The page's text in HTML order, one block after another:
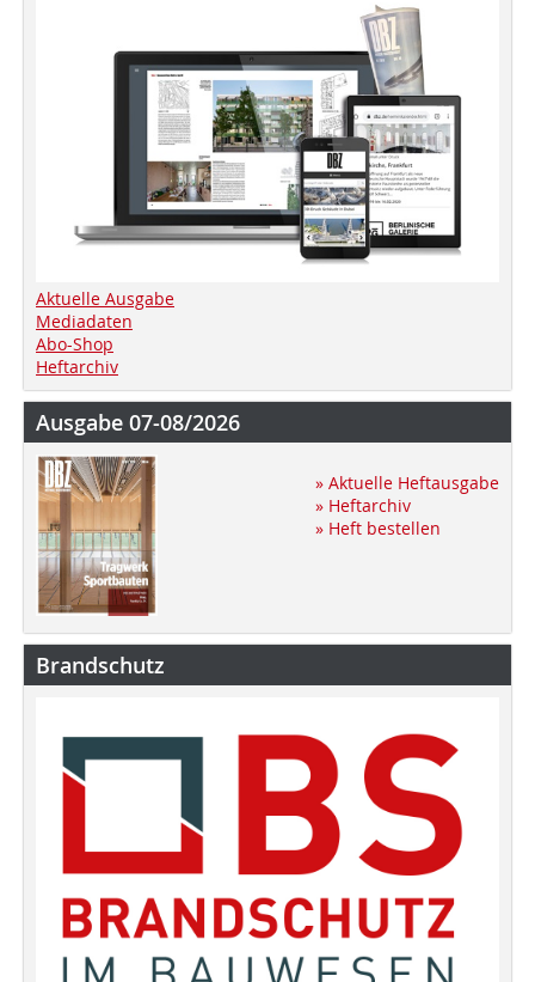
Aktuelle Ausgabe
Mediadaten
Abo-Shop
Heftarchiv
Ausgabe 07-08/2026
» Aktuelle Heftausgabe
» Heftarchiv
» Heft bestellen
Brandschutz